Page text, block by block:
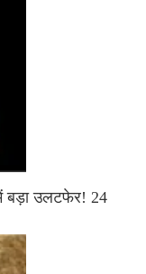
बड़ा उलटफेर! 24